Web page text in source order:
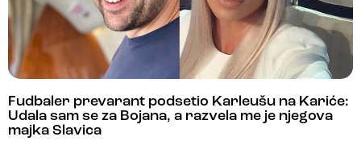
Fudbaler prevarant podsetio Karleušu na Kariće:
Udala sam se za Bojana, a razvela me je njegova
majka Slavica